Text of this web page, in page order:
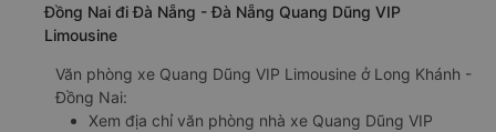
Đồng Nai đi Đà Nẵng - Đà Nẵng Quang Dũng VIP
Limousine
Văn phòng xe Quang Dũng VIP Limousine ở Long Khánh -
Đồng Nai:
Xem địa chỉ văn phòng nhà xe Quang Dũng VIP